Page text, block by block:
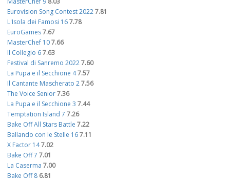
Eurovision Song Contest 20227.81
L'Isola dei Famosi 167.78
EuroGames7.67
MasterChef 107.66
Il Collegio 67.63
Festival di Sanremo 20227.60
La Pupa e il Secchione 47.57
Il Cantante Mascherato 27.56
The Voice Senior7.36
La Pupa e il Secchione 3 7.44
Temptation Island 7 7.26
Bake Off All Stars Battle 7.22
Ballando con le Stelle 167.11
X Factor 147.02
Bake Off 7 7.01
La Caserma 7.00
Bake Off 8 6.81